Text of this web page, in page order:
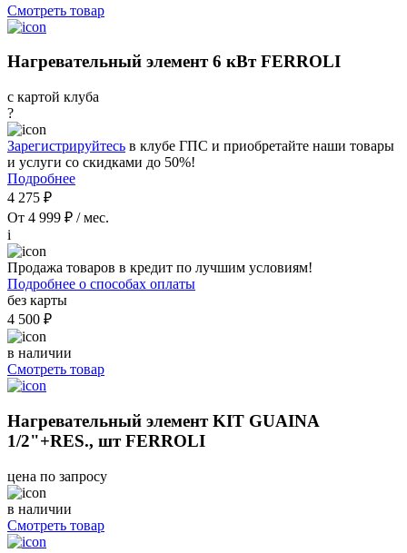
Смотреть товар
Нагревательный элемент 6 кВт FERROLI
с картой клуба
?
Зарегистрируйтесь в клубе ГПС и приобретайте наши товары
и услуги со скидками до 50%!
Подробнее
4 275 ₽
От 4 999 ₽ / мес.
i
Продажа товаров в кредит по лучшим условиям!
Подробнее о способах оплаты
без карты
4 500 ₽
в наличии
Смотреть товар
Нагревательный элемент KIT GUAINA
1/2"+RES., шт FERROLI
цена по запросу
в наличии
Смотреть товар